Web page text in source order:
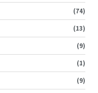
(74)
(13)
(9)
(1)
(9)